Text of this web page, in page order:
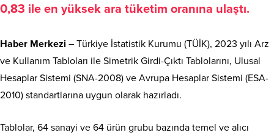
0,83 ile en yüksek ara tüketim oranına ulaştı.
Haber Merkezi – Türkiye İstatistik Kurumu (TÜİK), 2023 yılı Arz
ve Kullanım Tabloları ile Simetrik Girdi-Çıktı Tablolarını, Ulusal
Hesaplar Sistemi (SNA-2008) ve Avrupa Hesaplar Sistemi (ESA-
2010) standartlarına uygun olarak hazırladı.
Tablolar, 64 sanayi ve 64 ürün grubu bazında temel ve alıcı